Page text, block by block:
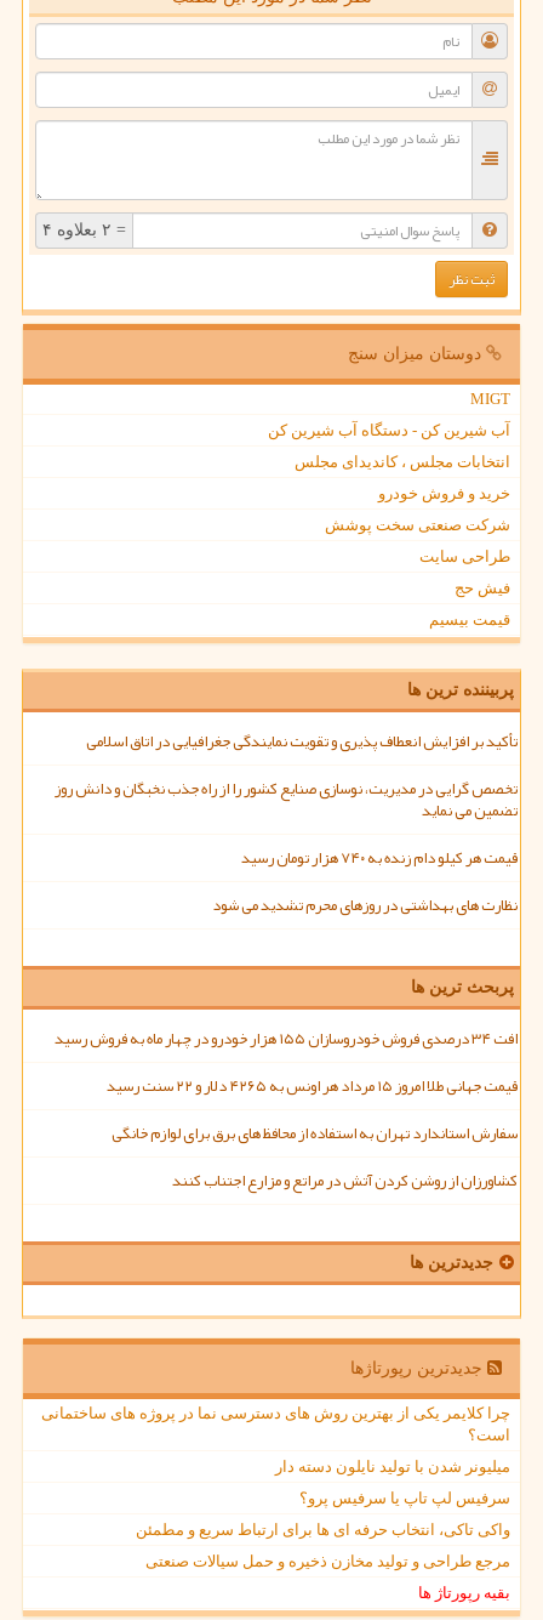
= ۲ بعلاوه ۴
دوستان میزان سنج
MIGT
آب شیرین کن - دستگاه آب شیرین کن
انتخابات مجلس ، کاندیدای مجلس
خرید و فروش خودرو
شرکت صنعتی سخت پوشش
طراحی سایت
فیش حج
قیمت بیسیم
پربیننده ترین ها
تأکید بر افزایش انعطاف پذیری و تقویت نمایندگی جغرافیایی در اتاق اسلامی
تخصص گرایی در مدیریت، نوسازی صنایع کشور را از راه جذب نخبگان و دانش روز
تضمین می نماید
قیمت هر کیلو دام زنده به ۷۴۰ هزار تومان رسید
نظارت های بهداشتی در روزهای محرم تشدید می شود
پربحث ترین ها
افت ۳۴ درصدی فروش خودروسازان ۱۵۵ هزار خودرو در چهار ماه به فروش رسید
قیمت جهانی طلا امروز ۱۵ مرداد هر اونس به ۴۲۶۵ دلار و ۲۲ سنت رسید
سفارش استاندارد تهران به استفاده از محافظ های برق برای لوازم خانگی
کشاورزان از روشن کردن آتش در مراتع و مزارع اجتناب کنند
جدیدترین ها
جدیدترین رپورتاژها
چرا کلایمر یکی از بهترین روش های دسترسی نما در پروژه های ساختمانی
است؟
میلیونر شدن با تولید نایلون دسته دار
سرفیس لپ تاپ یا سرفیس پرو؟
واکی تاکی، انتخاب حرفه ای ها برای ارتباط سریع و مطمئن
مرجع طراحی و تولید مخازن ذخیره و حمل سیالات صنعتی
بقیه رپورتاژ ها